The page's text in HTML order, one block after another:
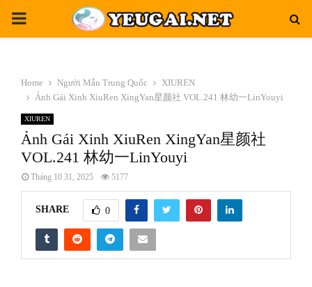
PRIMARY
Home Người Mẫu Trung Quốc
XIUREN
Ảnh Gái Xinh XiuRen XingYan星颜社 VOL.241 林幼一LinYouyi
XIUREN
Ảnh Gái Xinh XiuRen XingYan星颜社
VOL.241 林幼一LinYouyi
Tháng 10 31, 2025 5177
SHARE 0